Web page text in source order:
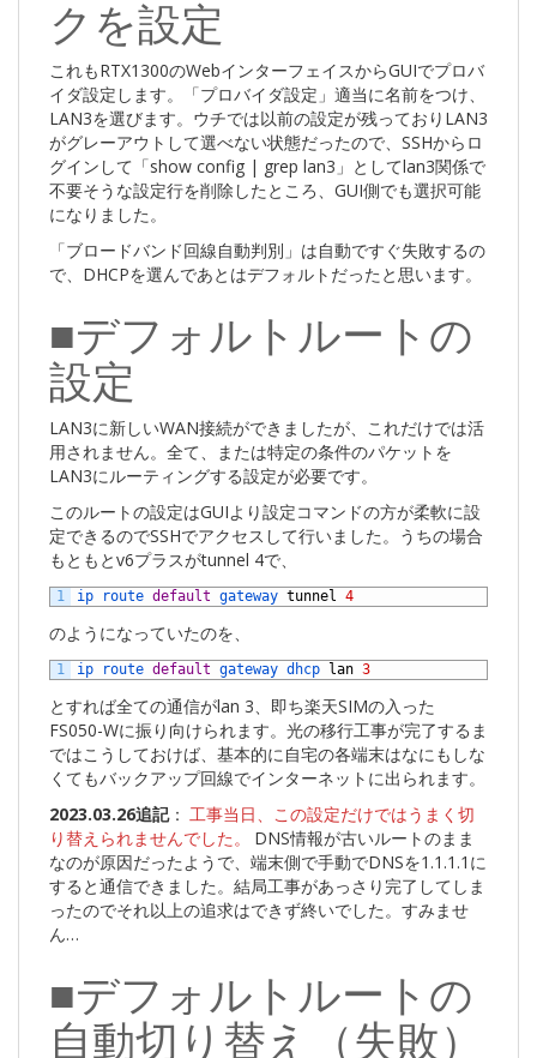
クを設定
これもRTX1300のWebインターフェイスからGUIでプロバ
イダ設定します。「プロバイダ設定」適当に名前をつけ、
LAN3を選びます。ウチでは以前の設定が残っておりLAN3
がグレーアウトして選べない状態だったので、SSHからロ
グインして「show config | grep lan3」としてlan3関係で
不要そうな設定行を削除したところ、GUI側でも選択可能
になりました。
「ブロードバンド回線自動判別」は自動ですぐ失敗するの
で、DHCPを選んであとはデフォルトだったと思います。
■デフォルトルートの
設定
LAN3に新しいWAN接続ができましたが、これだけでは活
用されません。全て、または特定の条件のパケットを
LAN3にルーティングする設定が必要です。
このルートの設定はGUIより設定コマンドの方が柔軟に設
定できるのでSSHでアクセスして行いました。うちの場合
もともとv6プラスがtunnel 4で、
1 ip route default gateway tunnel 4
のようになっていたのを、
1 ip route default gateway dhcp lan 3
とすれば全ての通信がlan 3、即ち楽天SIMの入った
FS050-Wに振り向けられます。光の移行工事が完了するま
ではこうしておけば、基本的に自宅の各端末はなにもしな
くてもバックアップ回線でインターネットに出られます。
2023.03.26追記： 工事当日、この設定だけではうまく切
り替えられませんでした。
DNS情報が古いルートのまま
なのが原因だったようで、端末側で手動でDNSを1.1.1.1に
すると通信できました。結局工事があっさり完了してしま
ったのでそれ以上の追求はできず終いでした。すみませ
ん…
■デフォルトルートの
自動切り替え（失敗）